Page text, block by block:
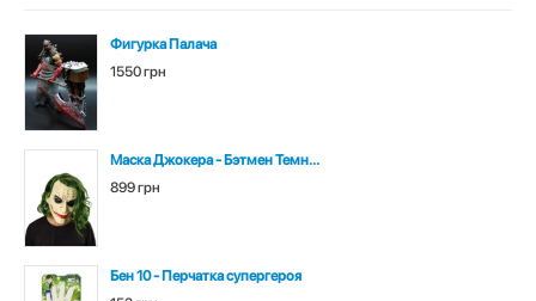
Фигурка Палача
1550 грн
Маска Джокера - Бэтмен Темн...
899 грн
Бен 10 - Перчатка супергероя